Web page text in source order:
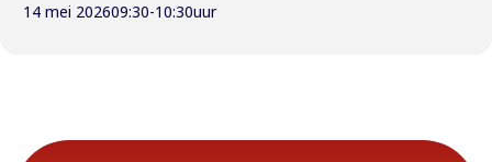
14 mei 202609:30-10:30